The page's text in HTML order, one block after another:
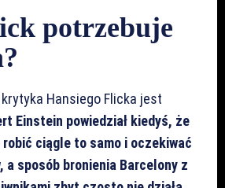
potrzebuje
Hansiego Flicka jest
Einstein powiedział kiedyś, że
ciągle to samo i oczekiwać
sposób bronienia Barcelony z